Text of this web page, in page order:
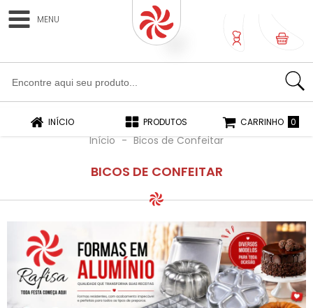
MENU
0
INÍCIO PRODUTOS CARRINHO 0
Início - Bicos de Confeitar
BICOS DE CONFEITAR